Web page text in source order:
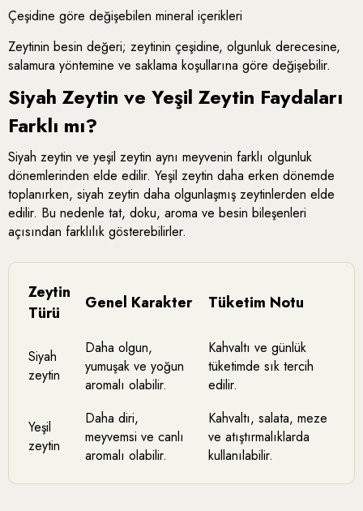
Çeşidine göre değişebilen mineral içerikleri
Zeytinin besin değeri; zeytinin çeşidine, olgunluk derecesine,
salamura yöntemine ve saklama koşullarına göre değişebilir.
Siyah Zeytin ve Yeşil Zeytin Faydaları
Farklı mı?
Siyah zeytin ve yeşil zeytin aynı meyvenin farklı olgunluk
dönemlerinden elde edilir. Yeşil zeytin daha erken dönemde
toplanırken, siyah zeytin daha olgunlaşmış zeytinlerden elde
edilir. Bu nedenle tat, doku, aroma ve besin bileşenleri
açısından farklılık gösterebilirler.
Zeytin
Türü
Genel Karakter Tüketim Notu
Siyah
zeytin
Daha olgun,
yumuşak ve yoğun
aromalı olabilir.
Kahvaltı ve günlük
tüketimde sık tercih
edilir.
Yeşil
zeytin
Daha diri,
meyvemsi ve canlı
aromalı olabilir.
Kahvaltı, salata, meze
ve atıştırmalıklarda
kullanılabilir.